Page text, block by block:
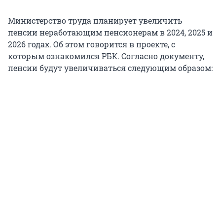
Министерство труда планирует увеличить
пенсии неработающим пенсионерам в 2024, 2025 и
2026 годах. Об этом говорится в проекте, с
которым ознакомился РБК. Согласно документу,
пенсии будут увеличиваться следующим образом: